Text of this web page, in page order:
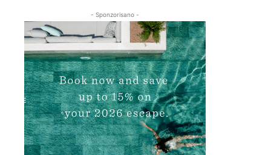
- Sponzorisano -